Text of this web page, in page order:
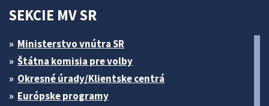
SEKCIE MV SR
Ministerstvo vnútra SR
Štátna komisia pre volby
Okresné úrady/Klientske centrá
Európske programy